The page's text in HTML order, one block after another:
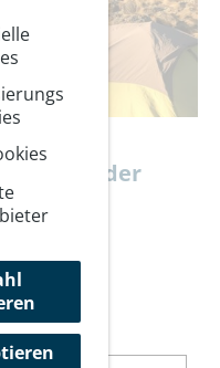
auf der